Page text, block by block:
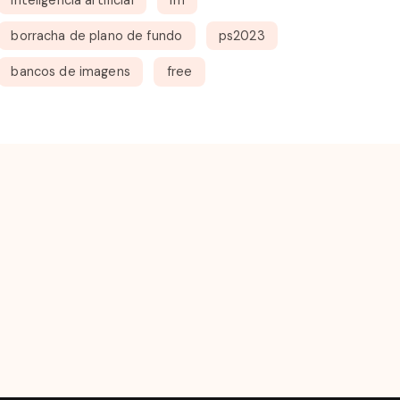
borracha de plano de fundo ps2023
bancos de imagens free